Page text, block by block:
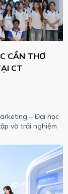
CẦN THƠ
CT
– Đại học
và trải nghiệm